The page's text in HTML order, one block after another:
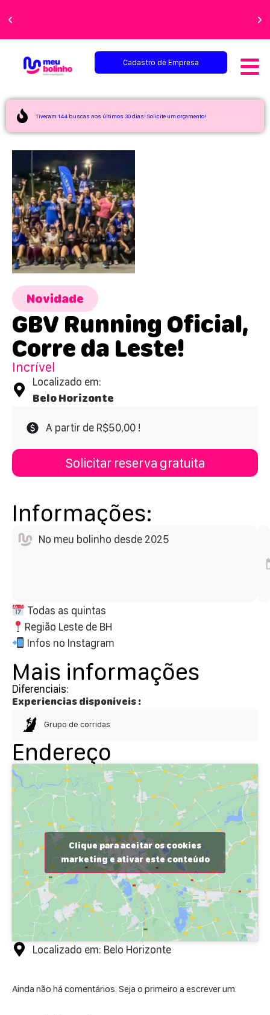
perfeita!
Cadastro de Empresa
Tiveram 144 buscas nos últimos 30 dias! Solicite um orçamento!
Novidade
GBV Running Oficial,
Corre da Leste!
Incrível
Localizado em:
Belo Horizonte
A partir de R$50,00 !
Solicitar reserva gratuita
Informações:
No meu bolinho desde 2025
Todas as quintas
Região Leste de BH
Infos no Instagram
Mais informações
Diferenciais:
Experiencias disponiveis :
Grupo de corridas
Endereço
Clique para aceitar os cookies
marketing e ativar este conteúdo
Localizado em: Belo Horizonte
Ainda não há comentários. Seja o primeiro a escrever um.